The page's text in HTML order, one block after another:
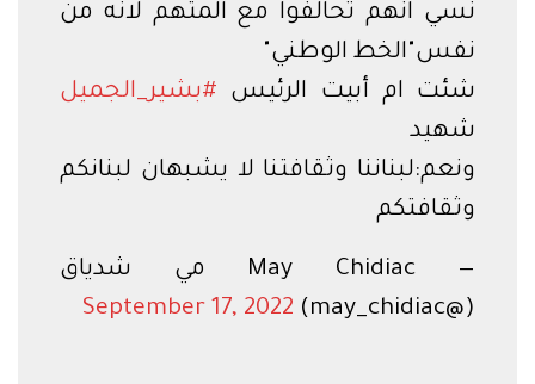
نسي انهم تحالفوا مع المتهم لانه من
نفس"الخط الوطني"
شئت ام أبيت الرئيس #بشير_الجميل
شهيد
ونعم:لبناننا وثقافتنا لا يشبهان لبنانكم
وثقافتكم
— May Chidiac مي شدياق
(@may_chidiac)
September 17, 2022